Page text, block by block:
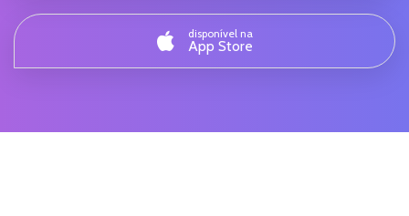
disponível na
App Store